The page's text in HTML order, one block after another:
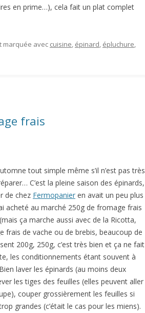
en prime…), cela fait un plat complet
marquée avec cuisine, épinard, épluchure,
frais
tout simple même s’il n’est pas très
C’est la pleine saison des épinards,
de chez Fermopanier en avait un peu plus
acheté au marché 250g de fromage frais
ça marche aussi avec de la Ricotta,
frais de vache ou de brebis, beaucoup de
200g, 250g, c’est très bien et ça ne fait
les conditionnements étant souvent à
laver les épinards (au moins deux
les tiges des feuilles (elles peuvent aller
couper grossièrement les feuilles si
grandes (c’était le cas pour les miens).